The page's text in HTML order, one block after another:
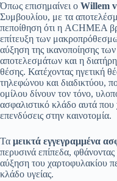
Όπως επισημαίνει ο Willem
Συμβουλίου, με τα
πεποίθηση ότι η ACHMEA
επίτευξη των
αύξηση της ικανοποίησης
αποτελεσμάτων και η
θέσης. Κατέχοντας ηγετική
τηλεφώνου και διαδικτύου,
ομίλου δίνουν τον τόνο,
ασφαλιστικό κλάδο αυτά που
επενδύσεις στην καινοτομία.
Τα μεικτά εγγεγραμμένα
περυσινά επίπεδα,
αύξηση του χαρτοφυλακίου
κλάδο υγείας.